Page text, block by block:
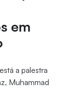
em
a palestra
Muhammad